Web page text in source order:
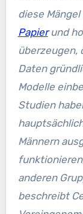
diese
Papierund
überzeugen,
Daten
Modelle
Studien
Männern
anderen
beschreibt